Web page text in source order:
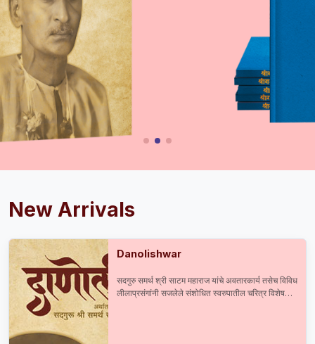
New Arrivals
Danolishwar
सदगुरु समर्थ श्री साटम महाराज यांचे अवतारकार्य तसेच विविध
लीलाप्रसंगांनी सजलेले संशोधित स्वरुपातील चरित्र विशेष